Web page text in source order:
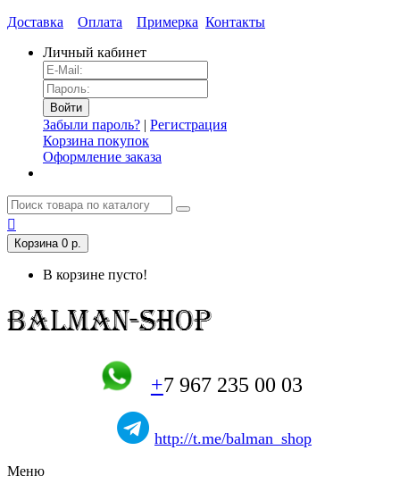
Доставка Оплата Примерка Контакты
Личный кабинет
Забыли пароль? | Регистрация
Корзина покупок
Оформление заказа
Корзина 0 р.
В корзине пусто!
+7 967 235 00 03
http://t.me/balman_shop
Меню